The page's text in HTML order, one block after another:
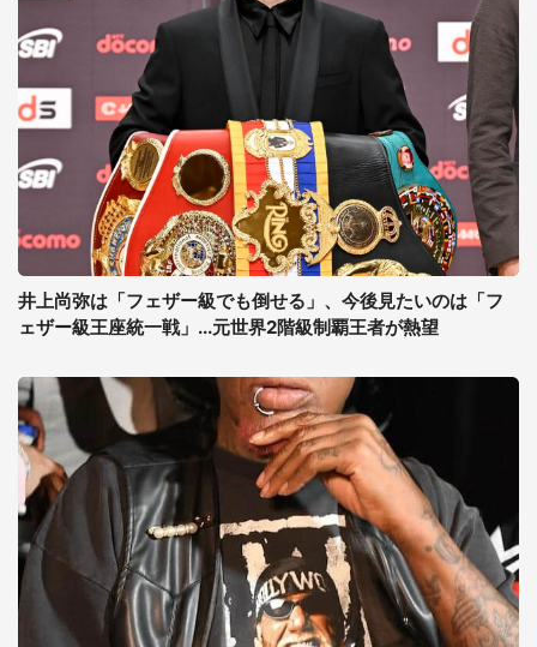
井上尚弥は「フェザー級でも倒せる」、今後見たいのは「フ
ェザー級王座統一戦」...元世界2階級制覇王者が熱望